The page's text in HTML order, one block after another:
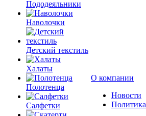
Пододеяльники
Наволочки
Детский текстиль
Халаты
Полотенца
Салфетки
О компании
Новости
Политика